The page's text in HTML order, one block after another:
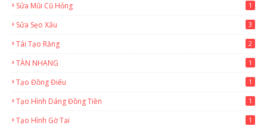
Sửa Mũi Cũ Hỏng 1
Sửa Sẹo Xấu 3
Tái Tạo Răng 2
TÀN NHANG 1
Tạo Đồng Điếu 1
Tạo Hình Dáng Đồng Tiền 1
Tạo Hình Gờ Tai 1